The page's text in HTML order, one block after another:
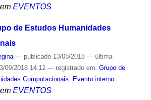
EVENTOS
de Estudos Humanidades
— publicado13/08/2018 — última
09/2018 14:12 — registrado em: Grupo de
Computacionais, Evento interno
EVENTOS